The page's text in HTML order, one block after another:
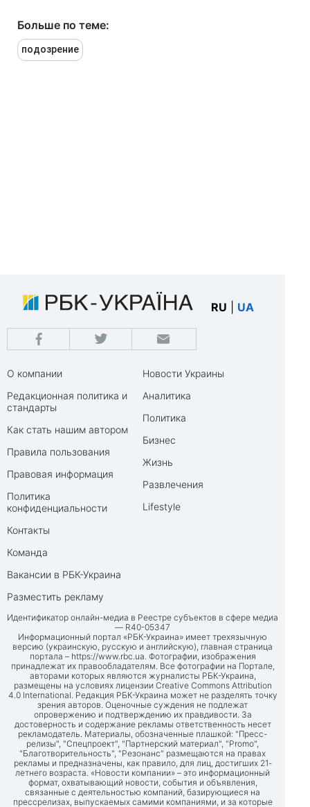
Больше по теме:
подозрение
RU UA
О компании
Редакционная политика и
стандарты
Как стать нашим автором
Правила пользования
Правовая информация
Политика
конфиденциальности
Контакты
Команда
Вакансии в РБК-Украина
Разместить рекламу
Новости Украины
Аналитика
Политика
Бизнес
Жизнь
Развлечения
Lifestyle
Идентификатор онлайн-медиа в Реестре субъектов в сфере медиа
— R40-05347
Информационный портал «РБК-Украина» имеет трехязычную
версию (украинскую, русскую и английскую), главная страница
портала – https://www.rbc.ua. Фотографии, изображения
принадлежат их правообладателям. Все фотографии на Портале,
авторами которых являются журналисты РБК-Украина,
размещены на условиях лицензии Creative Commons Attribution
4.0 International. Редакция РБК-Украина может не разделять точку
зрения авторов. Оценочные суждения не подлежат
опровержению и подтверждению их правдивости. За
достоверность и содержание рекламы ответственность несет
рекламодатель. Материалы, обозначенные плашкой: "Пресс-
релизы", "Спецпроект", "Партнерский материал", "Promo",
"Благотворительность", "Резонанс" размещаются на правах
рекламы и предназначены, как правило, для лиц, достигших 21-
летнего возраста. «Новости компании» – это информационный
формат, охватывающий новости, события и объявления,
связанные с деятельностью компаний, базирующиеся на
прессрелизах, выпускаемых самими компаниями, и за которые